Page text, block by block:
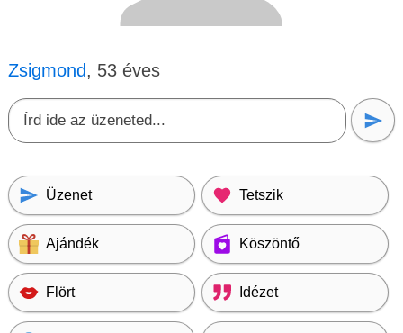
Zsigmond, 53 éves
Üzenet Tetszik
Ajándék Köszöntő
Flört Idézet